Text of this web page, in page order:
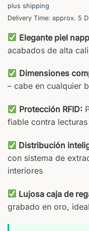
plus shipping
Delivery Time: approx. 5
Elegante piel
acabados de alta
Dimensiones
– cabe en cualquier
Protección RFID:
fiable contra
Distribución
con sistema de
interiores
Lujosa caja de
grabado en oro,